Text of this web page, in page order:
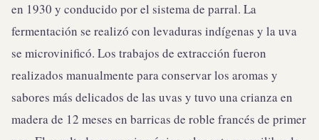
en 1930 y conducido por el sistema de parral. La
fermentación se realizó con levaduras indígenas y la uva
se microvinificó. Los trabajos de extracción fueron
realizados manualmente para conservar los aromas y
sabores más delicados de las uvas y tuvo una crianza en
madera de 12 meses en barricas de roble francés de primer